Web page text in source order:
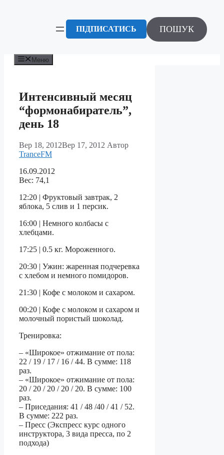
ПІДПИСАТИСЬ ПОШУК
Меню
Интенсивный месяц
“формонабиратель”,
день 18
Вер 18, 2012Вер 17, 2012 Автор
TranceFM
16.09.2012
Вес: 74,1
12:20 | Фруктовый завтрак, 2
яблока, 5 слив и 1 персик.
16:00 | Немного колбасы с
хлебцами.
17:25 | 0.5 кг. Мороженного.
20:30 | Ужин: жаренная подчеревка
с хлебом и немного помидоров.
21:30 | Кофе с молоком и сахаром.
00:20 | Кофе с молоком и сахаром и
молочный пористый шоколад.
Тренировка:
– «Широкое» отжимание от пола:
22 / 19 / 17 / 16 / 44. В сумме: 118
раз.
– «Широкое» отжимание от пола:
20 / 20 / 20 / 20 / 20. В сумме: 100
раз.
– Приседания: 41 / 48 /40 / 41 / 52.
В сумме: 222 раз.
– Пресс (Экспресс курс одного
инструктора, 3 вида пресса, по 2
подхода)